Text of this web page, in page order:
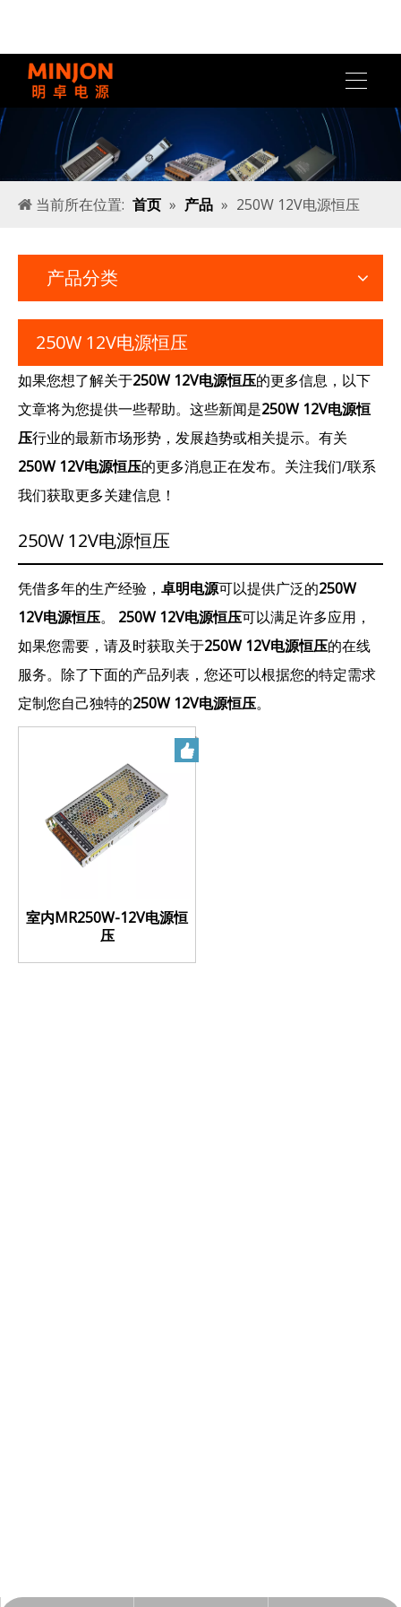
当前所在位置: 首页 » 产品 » 250W 12V电源恒压
产品分类
250W 12V电源恒压
如果您想了解关于250W 12V电源恒压的更多信息，以下
文章将为您提供一些帮助。这些新闻是250W 12V电源恒
压行业的最新市场形势，发展趋势或相关提示。有关
250W 12V电源恒压的更多消息正在发布。关注我们/联系
我们获取更多关建信息！
250W 12V电源恒压
凭借多年的生产经验， 卓明电源可以提供广泛的250W
12V电源恒压。 250W 12V电源恒压可以满足许多应用，
如果您需要，请及时获取关于250W 12V电源恒压的在线
服务。除了下面的产品列表，您还可以根据您的特定需求
定制您自己独特的250W 12V电源恒压。
室内MR250W-12V电源恒
压